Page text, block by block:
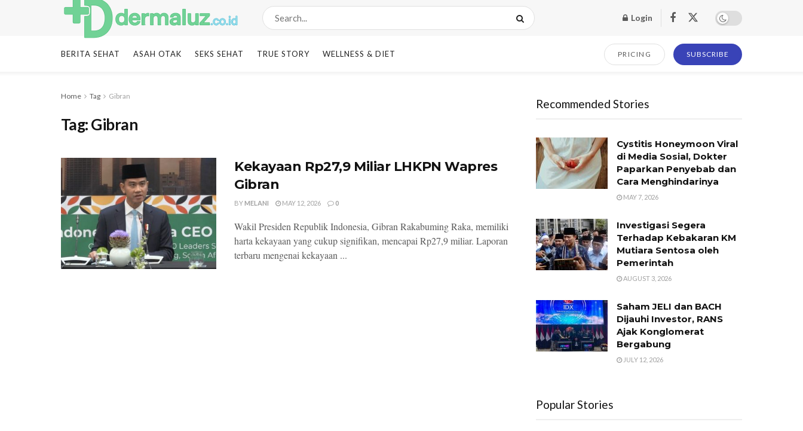
Login
BERITA SEHAT ASAH OTAK SEKS SEHAT TRUE STORY WELLNESS & DIET PRICING SUBSCRIBE
Home Tag Gibran
Tag:Gibran
Kekayaan Rp27,9 Miliar LHKPN Wapres
Gibran
BYMELANI MAY 12, 2026 0
Wakil Presiden Republik Indonesia, Gibran Rakabuming Raka, memiliki
harta kekayaan yang cukup signifikan, mencapai Rp27,9 miliar. Laporan
terbaru mengenai kekayaan ...
Recommended Stories
Cystitis Honeymoon Viral
di Media Sosial, Dokter
Paparkan Penyebab dan
Cara Menghindarinya
MAY 7, 2026
Investigasi Segera
Terhadap Kebakaran KM
Mutiara Sentosa oleh
Pemerintah
AUGUST 3, 2026
Saham JELI dan BACH
Dijauhi Investor, RANS
Ajak Konglomerat
Bergabung
JULY 12, 2026
Popular Stories